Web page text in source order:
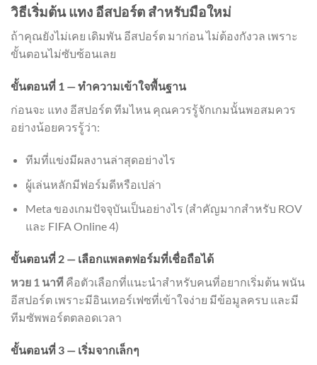
วิธีเริ่มต้น แทง อีสปอร์ต สำหรับมือใหม่
ถ้าคุณยังไม่เคย เดิมพัน อีสปอร์ต มาก่อน ไม่ต้องกังวล เพราะ
ขั้นตอนไม่ซับซ้อนเลย
ขั้นตอนที่ 1 — ทำความเข้าใจพื้นฐาน
ก่อนจะ แทง อีสปอร์ต ทีมไหน คุณควรรู้จักเกมนั้นพอสมควร
อย่างน้อยควรรู้ว่า:
ทีมที่แข่งมีผลงานล่าสุดอย่างไร
ผู้เล่นหลักมีฟอร์มดีหรือเปล่า
Meta ของเกมปัจจุบันเป็นอย่างไร (สำคัญมากสำหรับ ROV
และ FIFA Online 4)
ขั้นตอนที่ 2 — เลือกแพลตฟอร์มที่เชื่อถือได้
หวย 1 นาที คือตัวเลือกที่แนะนำสำหรับคนที่อยากเริ่มต้น พนัน
อีสปอร์ต เพราะมีอินเทอร์เฟซที่เข้าใจง่าย มีข้อมูลครบ และมี
ทีมซัพพอร์ตตลอดเวลา
ขั้นตอนที่ 3 — เริ่มจากเล็กๆ